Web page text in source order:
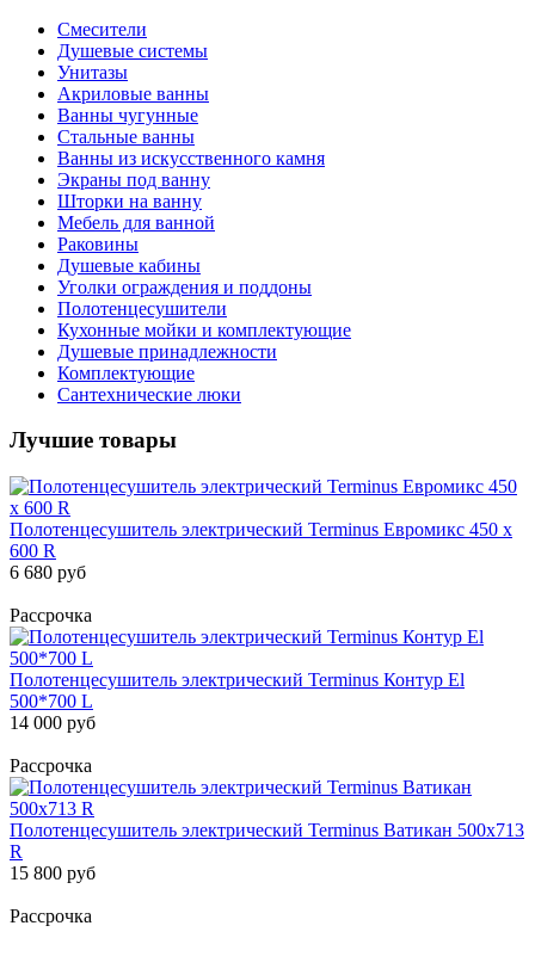
Смесители
Душевые системы
Унитазы
Акриловые ванны
Ванны чугунные
Стальные ванны
Ванны из искусственного камня
Экраны под ванну
Шторки на ванну
Мебель для ванной
Раковины
Душевые кабины
Уголки ограждения и поддоны
Полотенцесушители
Кухонные мойки и комплектующие
Душевые принадлежности
Комплектующие
Сантехнические люки
Лучшие товары
Полотенцесушитель электрический Terminus Евромикс 450 х
600 R
6 680 руб
Рассрочка
Полотенцесушитель электрический Terminus Контур El
500*700 L
14 000 руб
Рассрочка
Полотенцесушитель электрический Terminus Ватикан 500х713
R
15 800 руб
Рассрочка